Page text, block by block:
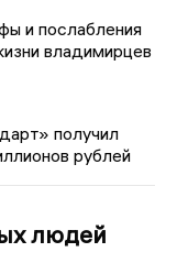
и послабления
владимирцев
получил
рублей
людей